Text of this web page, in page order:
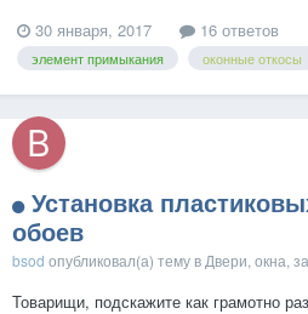
30 января, 2017
16 ответов
элемент примыкания оконные откосы
Установка
обоев
bsod опубликовал(а) тему в Двери, окна,
Товарищи, подскажите как грамотно